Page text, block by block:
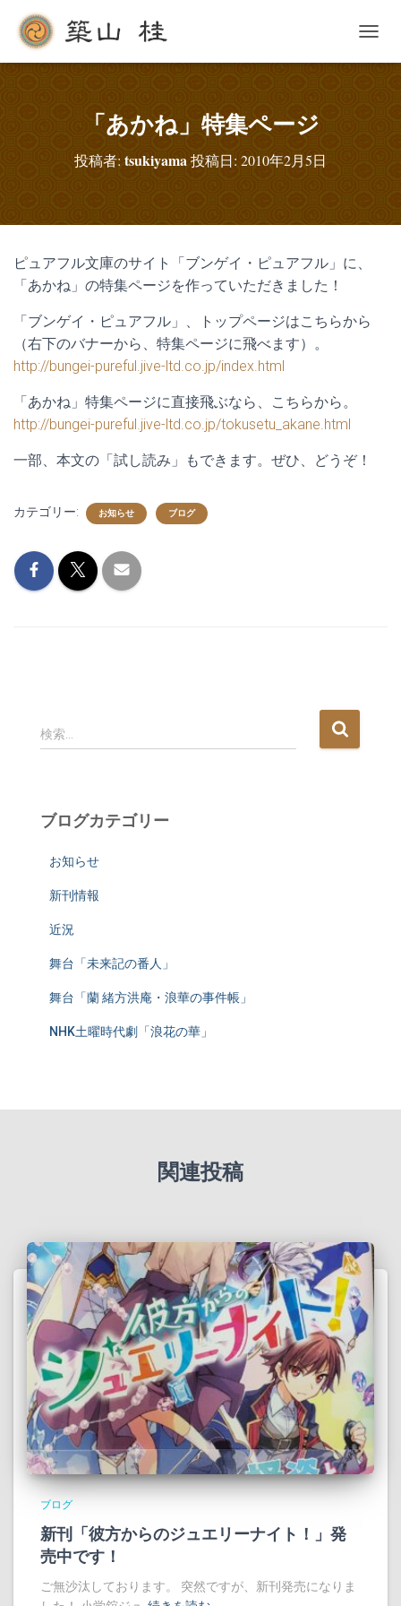
ビ
「あかね」特集ページ
投稿者: tsukiyama投稿日: 2010年2月5日
ピュアフル文庫のサイト「ブンゲイ・ピュアフル」に、
「あかね」の特集ページを作っていただきました！
「ブンゲイ・ピュアフル」、トップページはこちらから
（右下のバナーから、特集ページに飛べます）。
http://bungei-pureful.jive-ltd.co.jp/index.html
「あかね」特集ページに直接飛ぶなら、こちらから。
http://bungei-pureful.jive-ltd.co.jp/tokusetu_akane.html
一部、本文の「試し読み」もできます。ぜひ、どうぞ！
カテゴリー: お知らせ ブログ
検
索
検索…
ブログカテゴリー
お知らせ
新刊情報
近況
舞台「未来記の番人」
舞台「蘭 緒方洪庵・浪華の事件帳」
NHK土曜時代劇「浪花の華」
関連投稿
ブログ
新刊「彼方からのジュエリーナイト！」発
売中です！
ご無沙汰しております。 突然ですが、新刊発売になりま